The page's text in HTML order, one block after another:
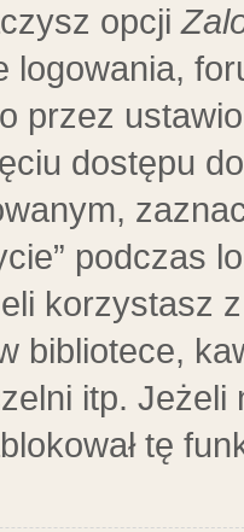
opcji
logowania,
przez
dostępu
podczas
korzystasz
bibliotece,
itp.
tę